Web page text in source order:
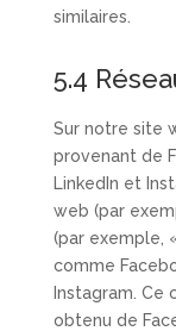
similaires.
5.4
Sur notre site
provenant de
LinkedIn et
web (par
(par exemple,
comme
Instagram.
obtenu de